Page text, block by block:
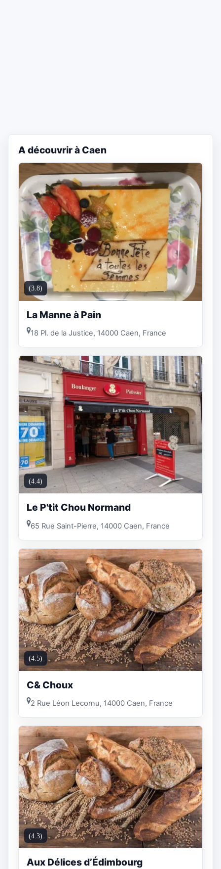
A découvrir à Caen
(3.8)
La Manne à Pain
18 Pl. de la Justice, 14000 Caen, France
(4.4)
Le P'tit Chou Normand
65 Rue Saint-Pierre, 14000 Caen, France
(4.5)
C& Choux
2 Rue Léon Lecornu, 14000 Caen, France
(4.3)
Aux Délices d’Édimbourg